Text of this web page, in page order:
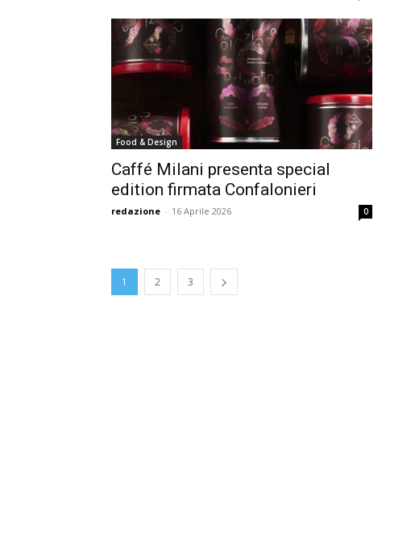
Food & Design
Caffé Milani presenta special
edition firmata Confalonieri
redazione - 16 Aprile 2026 0
1 2 3